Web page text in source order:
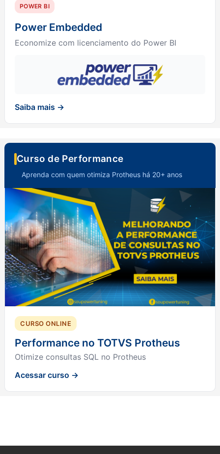
POWER BI
Power Embedded
Economize com licenciamento do Power BI
Saiba mais →
Curso de Performance
Aprenda com quem otimiza Protheus há 20+ anos
CURSO ONLINE
Performance no TOTVS Protheus
Otimize consultas SQL no Protheus
Acessar curso →